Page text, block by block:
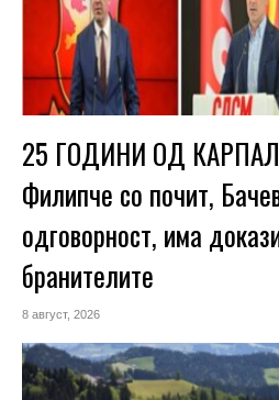
25 ГОДИНИ ОД
Филипче со почит,
одговорност, има
бранителите
8 август, 2026